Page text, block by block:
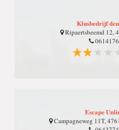
Klusbedrijf
Ripaertsbeemd 12,
Escape
Campagneweg 11T,